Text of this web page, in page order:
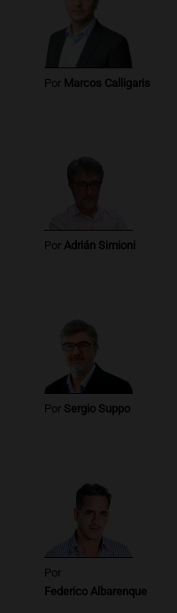
Por Marcos Calligaris
Por Adrián Simioni
Por Sergio Suppo
Por
Federico Albarenque